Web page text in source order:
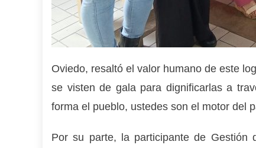
Oviedo, resaltó el valor humano de este
se visten de gala para dignificarlas a
forma el pueblo, ustedes son el motor del
Por su parte, la participante de Gestión